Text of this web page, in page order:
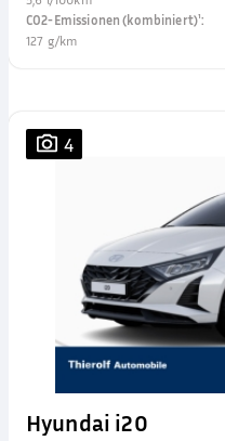
CO2-Emissionen (kombiniert)¹:
127 g/km
4
Hyundai i20